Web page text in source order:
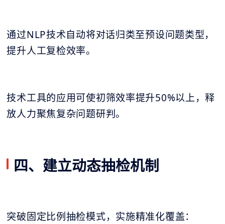
通过NLP技术自动将对话归类至预设问题类型，
提升人工复检效率。
技术工具的应用可使初筛效率提升50%以上，释
放人力聚焦复杂问题研判。
四、建立动态抽检机制
突破固定比例抽检模式，实施精准化覆盖：